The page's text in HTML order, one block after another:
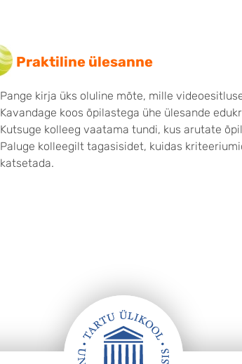
Praktiline ülesanne
Pange kirja üks oluline mõte, mille
Kavandage koos õpilastega ühe ülesande
Kutsuge kolleeg vaatama tundi, kus arutate
Paluge kolleegilt tagasisidet, kuidas
katsetada.